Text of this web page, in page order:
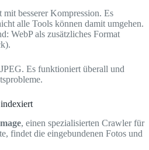
mit besserer Kompression. Es
alle Tools können damit umgehen.
WebP als zusätzliches Format
Es funktioniert überall und
, einen spezialisierten Crawler für
findet die eingebundenen Fotos und